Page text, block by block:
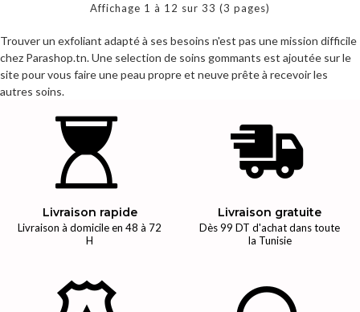
Affichage 1 à 12 sur 33 (3 pages)
Trouver un exfoliant adapté à ses besoins n'est pas une mission difficile
chez Parashop.tn. Une selection de soins gommants est ajoutée sur le
site pour vous faire une peau propre et neuve prête à recevoir les
autres soins.
Livraison rapide
Livraison à domicile en 48 à 72
H
Livraison gratuite
Dès 99 DT d'achat dans toute
la Tunisie